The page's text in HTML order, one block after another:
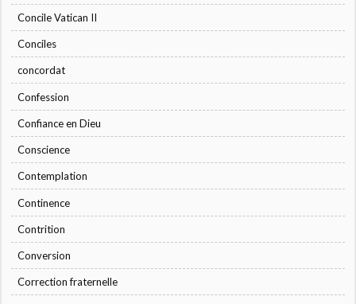
Concile Vatican II
Conciles
concordat
Confession
Confiance en Dieu
Conscience
Contemplation
Continence
Contrition
Conversion
Correction fraternelle